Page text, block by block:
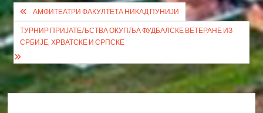
Кретање
чланка
АМФИТЕАТРИ ФАКУЛТЕТА НИКАД ПУНИЈИ
ТУРНИР ПРИЈАТЕЉСТВА ОКУПЉА ФУДБАЛСКЕ ВЕТЕРАНЕ ИЗ
СРБИЈЕ, ХРВАТСКЕ И СРПСКЕ